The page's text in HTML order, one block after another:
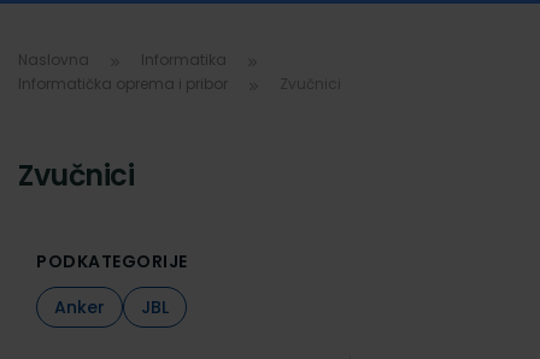
Naslovna
Informatika
Informatička oprema i pribor
Zvučnici
PODKATEGORIJE
Anker
JBL